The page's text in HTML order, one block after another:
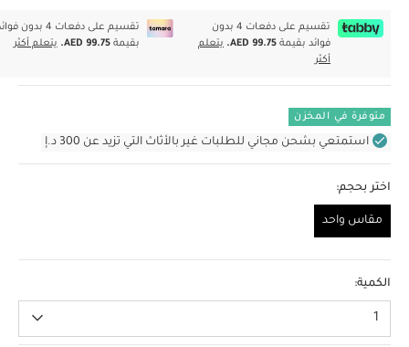
تقسيم على دفعات 4 بدون
فوائد بقيمة AED 99.75.
يتعلم
أكثر
تقسيم على دفعات 4 بدون
بقيمةAED 99.75. يتعلم أكثر
متوفرة في المخزن
استمتعي بشحن مجاني للطلبات غير بالأثاث التي تزيد عن 300 د.إ
اختر بحجم:
مقاس واحد
الكمية:
1